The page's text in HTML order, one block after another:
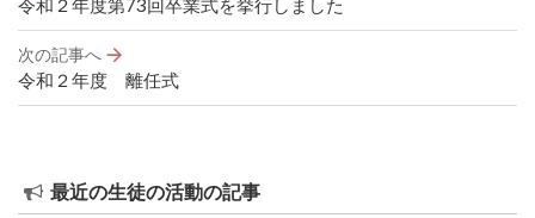
ナ
ビ
ゲ
ー
ン
次の記事へ
令和２年度 離任式
最近の生徒の活動の記事